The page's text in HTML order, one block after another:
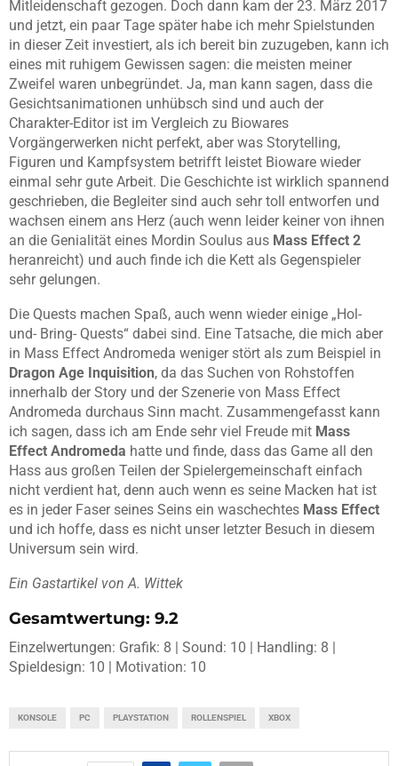
Mitleidenschaft gezogen. Doch dann kam der 23. März 2017
und jetzt, ein paar Tage später habe ich mehr Spielstunden
in dieser Zeit investiert, als ich bereit bin zuzugeben, kann ich
eines mit ruhigem Gewissen sagen: die meisten meiner
Zweifel waren unbegründet. Ja, man kann sagen, dass die
Gesichtsanimationen unhübsch sind und auch der
Charakter-Editor ist im Vergleich zu Biowares
Vorgängerwerken nicht perfekt, aber was Storytelling,
Figuren und Kampfsystem betrifft leistet Bioware wieder
einmal sehr gute Arbeit. Die Geschichte ist wirklich spannend
geschrieben, die Begleiter sind auch sehr toll entworfen und
wachsen einem ans Herz (auch wenn leider keiner von ihnen
an die Genialität eines Mordin Soulus aus Mass Effect 2
heranreicht) und auch finde ich die Kett als Gegenspieler
sehr gelungen.
Die Quests machen Spaß, auch wenn wieder einige „Hol-
und- Bring- Quests“ dabei sind. Eine Tatsache, die mich aber
in Mass Effect Andromeda weniger stört als zum Beispiel in
Dragon Age Inquisition, da das Suchen von Rohstoffen
innerhalb der Story und der Szenerie von Mass Effect
Andromeda durchaus Sinn macht. Zusammengefasst kann
ich sagen, dass ich am Ende sehr viel Freude mit Mass
Effect Andromeda hatte und finde, dass das Game all den
Hass aus großen Teilen der Spielergemeinschaft einfach
nicht verdient hat, denn auch wenn es seine Macken hat ist
es in jeder Faser seines Seins ein waschechtes Mass Effect
und ich hoffe, dass es nicht unser letzter Besuch in diesem
Universum sein wird.
Ein Gastartikel von A. Wittek
Gesamtwertung: 9.2
Einzelwertungen: Grafik: 8 | Sound: 10 | Handling: 8 |
Spieldesign: 10 | Motivation: 10
KONSOLE PC PLAYSTATION ROLLENSPIEL XBOX